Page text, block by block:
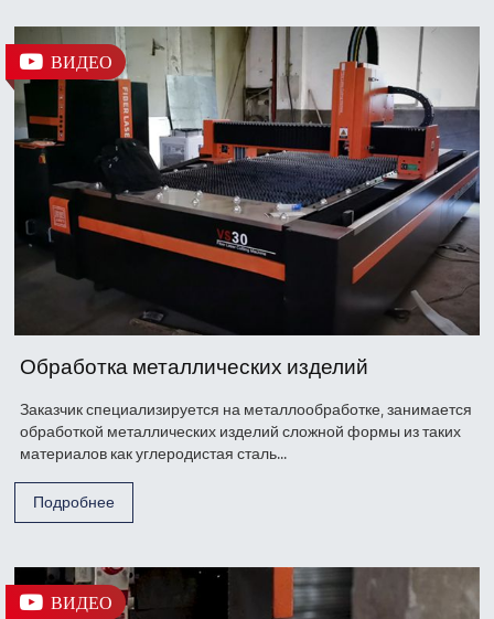
ВИДЕО
Обработка металлических изделий
Заказчик специализируется на металлообработке, занимается
обработкой металлических изделий сложной формы из таких
материалов как углеродистая сталь...
Подробнее
ВИДЕО